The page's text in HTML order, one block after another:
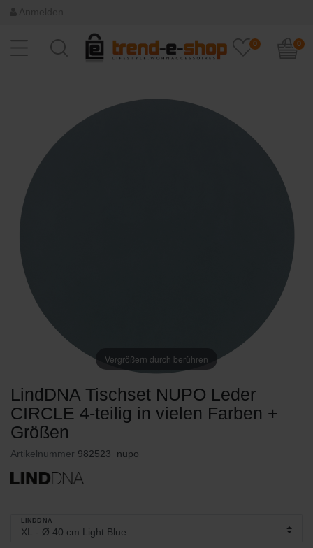
0 0
Vergrößern durch berühren
LindDNA Tischset NUPO Leder
CIRCLE 4-teilig in vielen Farben +
Größen
Artikelnummer 982523_nupo
LINDDNA